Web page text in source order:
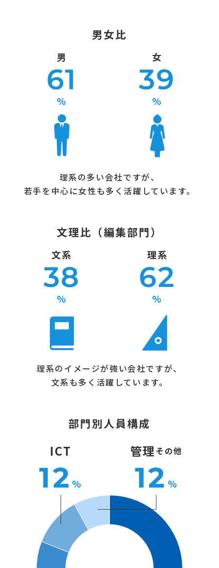
男女比
男
61
%
女
39
%
理系の多い会社ですが、
若手を中心に女性も多く活躍しています。
文理比（編集部門）
文系
38
%
理系
62
%
理系のイメージが強い会社ですが、
文系も多く活躍しています。
部門別人員構成
管理その他
12 %
ICT
12 %